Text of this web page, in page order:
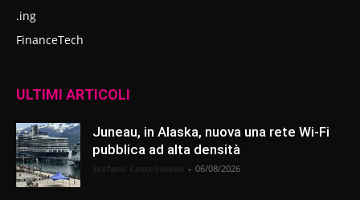
.ing
FinanceTech
ULTIMI ARTICOLI
Juneau, in Alaska, nuova una rete Wi-Fi
pubblica ad alta densità
- 06/08/2026